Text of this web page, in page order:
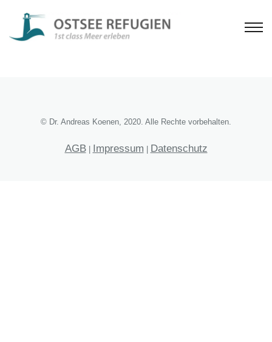
© Dr. Andreas Koenen, 2020. Alle Rechte vorbehalten.
AGB| Impressum Datenschutz